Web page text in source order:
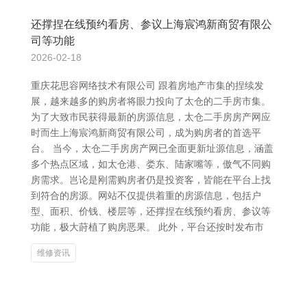
还撑捏在线预约看房、参议上海宸鸿新商贸有限公
司等功能
2026-02-18
重庆花思容网络技术有限公司 跟着房地产市集的捏续发
展，越来越多的购房者将眼力投向了太仓的二手房市集。
为了大致市民获得最新的房源信息，太仓二手房房产网应
时而生上海宸鸿新商贸有限公司，成为购房者的首选平
台。 当今，太仓二手房房产网已全面更新址源信息，涵盖
多个热点区域，如太仓港、娄东、陆家嘴等，傲气不同购
房需求。岂论是刚需购房者仍是投资客，皆能在平台上找
到符合的房源。网站不仅提供着重的房源信息，包括户
型、面积、价钱、楼层等，还撑捏在线预约看房、参议等
功能，极大莳植了购房恶果。 此外，平台还按时发布市
维修资讯